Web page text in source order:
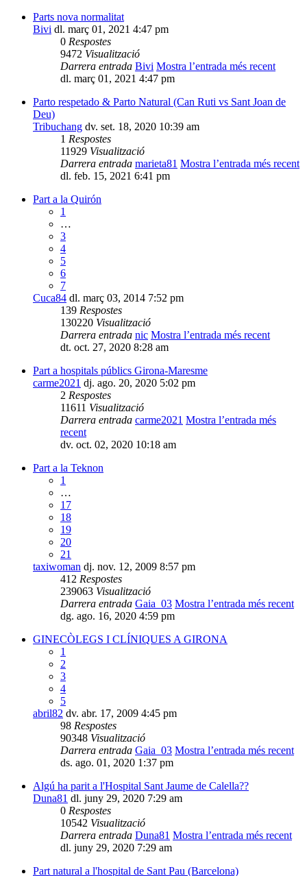
Parts nova normalitat
Bivi dl. març 01, 2021 4:47 pm
0 Respostes
9472 Visualització
Darrera entrada Bivi Mostra l’entrada més recent
dl. març 01, 2021 4:47 pm
Parto respetado & Parto Natural (Can Ruti vs Sant Joan de
Deu)
Tribuchang dv. set. 18, 2020 10:39 am
1 Respostes
11929 Visualització
Darrera entrada marieta81 Mostra l’entrada més recent
dl. feb. 15, 2021 6:41 pm
Part a la Quirón
1
…
3
4
5
6
7
Cuca84 dl. març 03, 2014 7:52 pm
139 Respostes
130220 Visualització
Darrera entrada nic Mostra l’entrada més recent
dt. oct. 27, 2020 8:28 am
Part a hospitals públics Girona-Maresme
carme2021 dj. ago. 20, 2020 5:02 pm
2 Respostes
11611 Visualització
Darrera entrada carme2021 Mostra l’entrada més
recent
dv. oct. 02, 2020 10:18 am
Part a la Teknon
1
…
17
18
19
20
21
taxiwoman dj. nov. 12, 2009 8:57 pm
412 Respostes
239063 Visualització
Darrera entrada Gaia_03 Mostra l’entrada més recent
dg. ago. 16, 2020 4:59 pm
GINECÒLEGS I CLÍNIQUES A GIRONA
1
2
3
4
5
abril82 dv. abr. 17, 2009 4:45 pm
98 Respostes
90348 Visualització
Darrera entrada Gaia_03 Mostra l’entrada més recent
ds. ago. 01, 2020 1:37 pm
Algú ha parit a l'Hospital Sant Jaume de Calella??
Duna81 dl. juny 29, 2020 7:29 am
0 Respostes
10542 Visualització
Darrera entrada Duna81 Mostra l’entrada més recent
dl. juny 29, 2020 7:29 am
Part natural a l'hospital de Sant Pau (Barcelona)